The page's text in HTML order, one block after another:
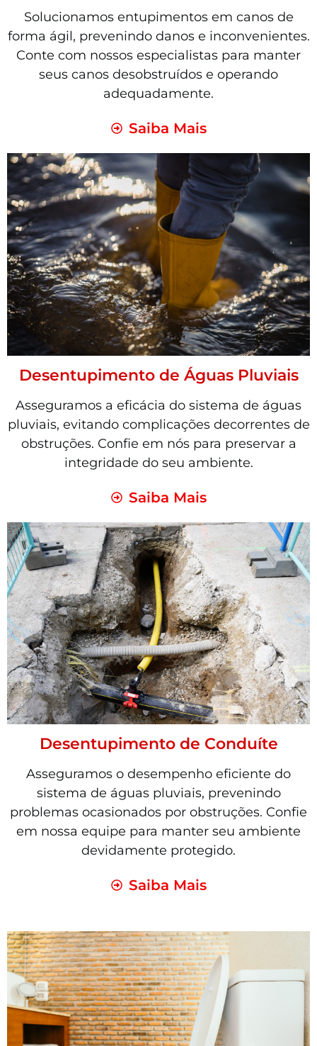
Solucionamos entupimentos em canos de
forma ágil, prevenindo danos e inconvenientes.
Conte com nossos especialistas para manter
seus canos desobstruídos e operando
adequadamente.
Saiba Mais
Desentupimento de Águas Pluviais
Asseguramos a eficácia do sistema de águas
pluviais, evitando complicações decorrentes de
obstruções. Confie em nós para preservar a
integridade do seu ambiente.
Saiba Mais
Desentupimento de Conduíte
Asseguramos o desempenho eficiente do
sistema de águas pluviais, prevenindo
problemas ocasionados por obstruções. Confie
em nossa equipe para manter seu ambiente
devidamente protegido.
Saiba Mais